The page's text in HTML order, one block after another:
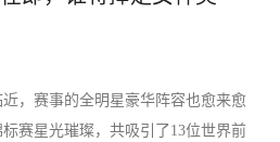
，赛事的全明星豪华阵容也愈来愈
赛星光璀璨，共吸引了13位世界前